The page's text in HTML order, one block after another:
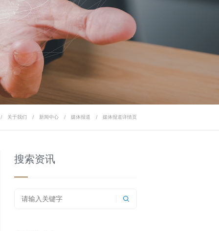
/ 关于我们 / 新闻中心 / 媒体报道 / 媒体报道详情页
搜索资讯